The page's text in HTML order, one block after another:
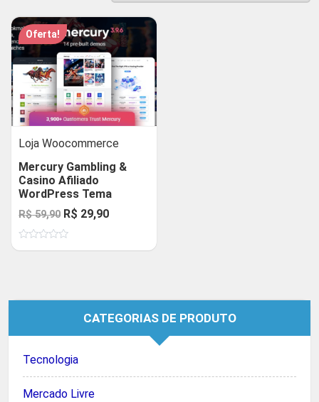
Oferta!
Loja Woocommerce
Mercury Gambling &
Casino Afiliado
WordPress Tema
R$59,90 O
preço
original
R$ 29,90O
atual
CATEGORIAS DE PRODUTO
Tecnologia
Mercado Livre